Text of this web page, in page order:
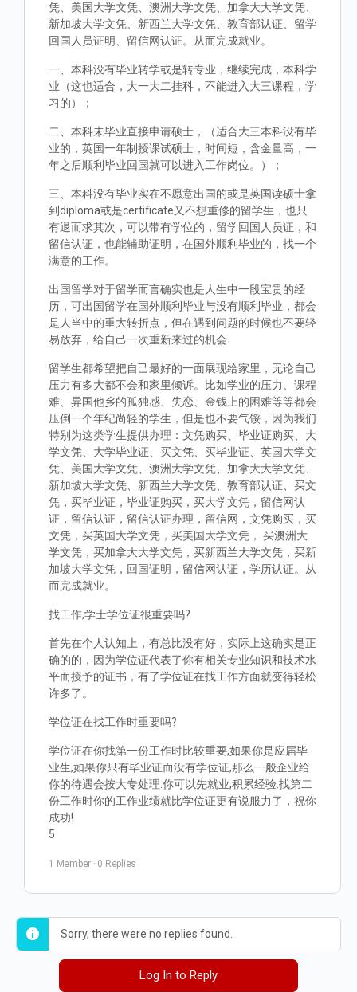
凭、美国大学文凭、澳洲大学文凭、加拿大大学文凭、
新加坡大学文凭、新西兰大学文凭、教育部认证、留学
回国人员证明、留信网认证。从而完成就业。
一、本科没有毕业转学或是转专业，继续完成，本科学
业（这也适合，大一大二挂科，不能进入大三课程，学
习的）；
二、本科未毕业直接申请硕士，（适合大三本科没有毕
业的，英国一年制授课试硕士，时间短，含金量高，一
年之后顺利毕业回国就可以进入工作岗位。）；
三、本科没有毕业实在不愿意出国的或是英国读硕士拿
到diploma或是certificate又不想重修的留学生，也只
有退而求其次，可以带有学位的，留学回国人员证，和
留信认证，也能辅助证明，在国外顺利毕业的，找一个
满意的工作。
出国留学对于留学而言确实也是人生中一段宝贵的经
历，可出国留学在国外顺利毕业与没有顺利毕业，都会
是人当中的重大转折点，但在遇到问题的时候也不要轻
易放弃，给自己一次重新来过的机会
留学生都希望把自己最好的一面展现给家里，无论自己
压力有多大都不会和家里倾诉。比如学业的压力、课程
难、异国他乡的孤独感、失恋、金钱上的困难等等都会
压倒一个年纪尚轻的学生，但是也不要气馁，因为我们
特别为这类学生提供办理：文凭购买、毕业证购买、大
学文凭、大学毕业证、买文凭、买毕业证、英国大学文
凭、美国大学文凭、澳洲大学文凭、加拿大大学文凭、
新加坡大学文凭、新西兰大学文凭、教育部认证、买文
凭，买毕业证，毕业证购买，买大学文凭，留信网认
证，留信认证，留信认证办理，留信网，文凭购买，买
文凭，买英国大学文凭，买美国大学文凭， 买澳洲大
学文凭，买加拿大大学文凭，买新西兰大学文凭，买新
加坡大学文凭，回国证明，留信网认证，学历认证。从
而完成就业。
找工作,学士学位证很重要吗?
首先在个人认知上，有总比没有好，实际上这确实是正
确的的，因为学位证代表了你有相关专业知识和技术水
平而授予的证书，有了学位证在找工作方面就变得轻松
许多了。
学位证在找工作时重要吗?
学位证在你找第一份工作时比较重要,如果你是应届毕
业生,如果你只有毕业证而没有学位证,那么一般企业给
你的待遇会按大专处理.你可以先就业,积累经验.找第二
份工作时你的工作业绩就比学位证更有说服力了，祝你
成功!
5
1 Member · 0 Replies
Sorry, there were no replies found.
Log In to Reply